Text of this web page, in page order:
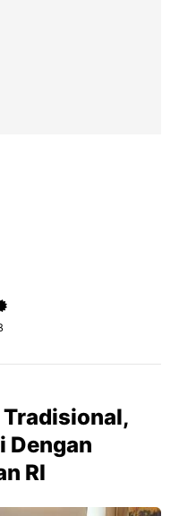
Tradisional,
Dengan
RI